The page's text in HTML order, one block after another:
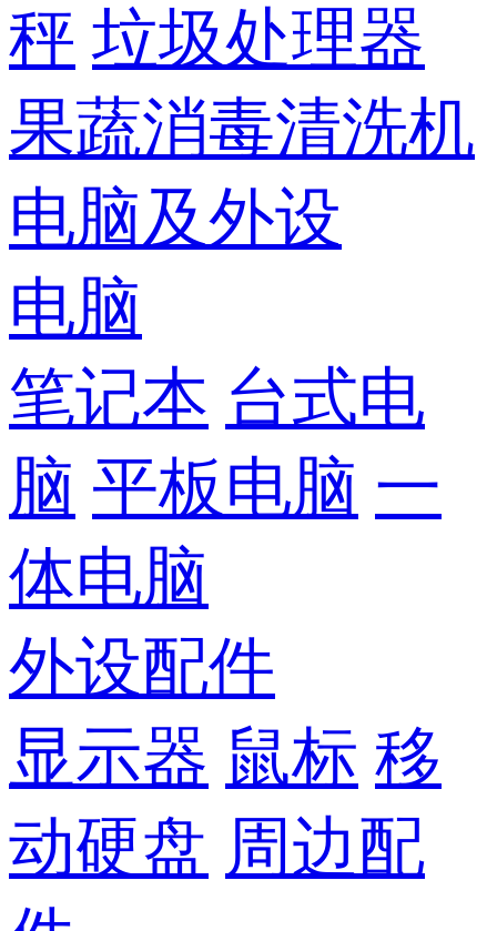
秤 垃圾处理器
果蔬消毒清洗机
电脑及外设
电脑
笔记本 台式电
脑 平板电脑 一
体电脑
外设配件
显示器 鼠标 移
动硬盘 周边配